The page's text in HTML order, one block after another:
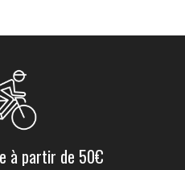
à partir de 50€